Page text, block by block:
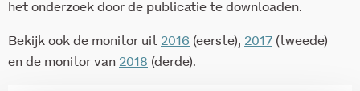
het onderzoek door de publicatie te downloaden.
Bekijk ook de monitor uit 2016 (eerste), 2017 (tweede)
en de monitor van 2018 (derde).